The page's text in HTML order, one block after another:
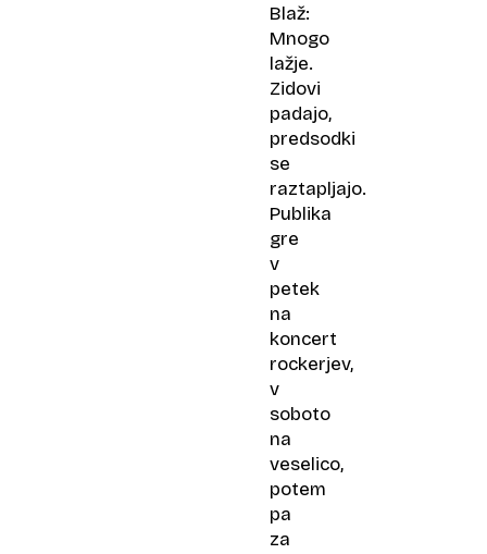
Blaž:
Mnogo
lažje.
Zidovi
padajo,
predsodki
se
raztapljajo.
Publika
gre
v
petek
na
koncert
rockerjev,
v
soboto
na
veselico,
potem
pa
za